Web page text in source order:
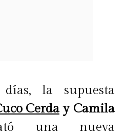
la supuesta
Cerday Camila
una nueva